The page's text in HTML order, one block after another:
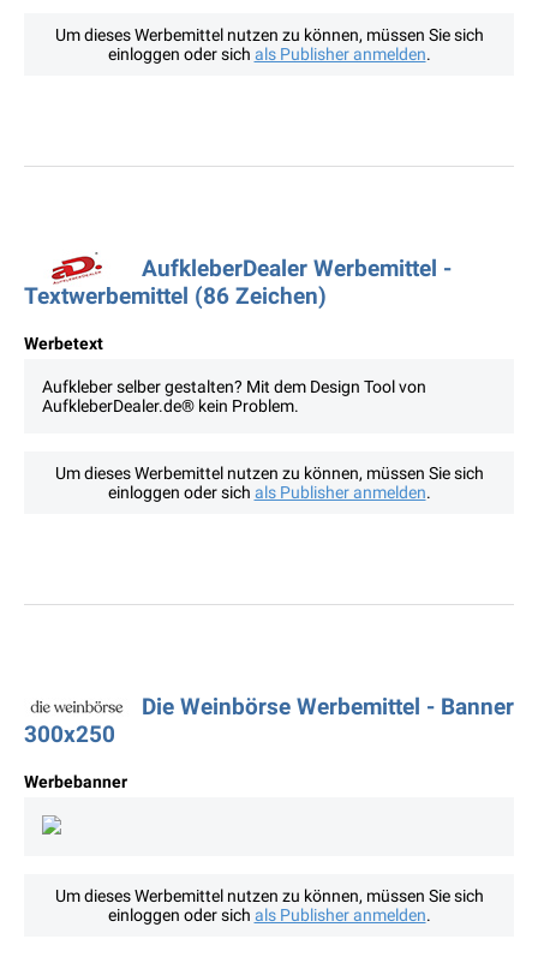
Um dieses Werbemittel nutzen zu können, müssen Sie sich
einloggen oder sich als Publisher anmelden.
AufkleberDealer Werbemittel -
Textwerbemittel (86 Zeichen)
Werbetext
Aufkleber selber gestalten? Mit dem Design Tool von
AufkleberDealer.de® kein Problem.
Um dieses Werbemittel nutzen zu können, müssen Sie sich
einloggen oder sich als Publisher anmelden.
Die Weinbörse Werbemittel - Banner
300x250
Werbebanner
Um dieses Werbemittel nutzen zu können, müssen Sie sich
einloggen oder sich als Publisher anmelden.